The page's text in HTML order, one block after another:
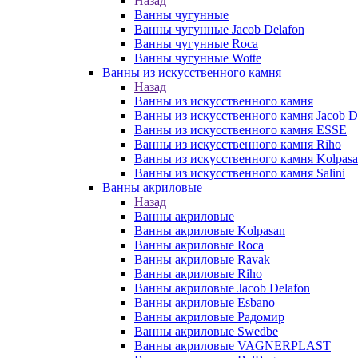
Ванны чугунные
Ванны чугунные Jacob Delafon
Ванны чугунные Roca
Ванны чугунные Wotte
Ванны из искусственного камня
Назад
Ванны из искусственного камня
Ванны из искусственного камня Jacob
Ванны из искусственного камня ESSE
Ванны из искусственного камня Riho
Ванны из искусственного камня
Ванны из искусственного камня Salini
Ванны акриловые
Назад
Ванны акриловые
Ванны акриловые Kolpasan
Ванны акриловые Roca
Ванны акриловые Ravak
Ванны акриловые Riho
Ванны акриловые Jacob Delafon
Ванны акриловые Esbano
Ванны акриловые Радомир
Ванны акриловые Swedbe
Ванны акриловые VAGNERPLAST